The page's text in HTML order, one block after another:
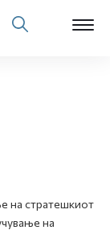
на стратешкиот
на